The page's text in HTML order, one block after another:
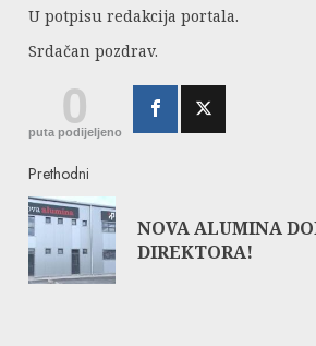
U potpisu redakcija portala.
Srdačan pozdrav.
0
puta podijeljeno
Continue
Reading
Prethodni
NOVA ALUMINA
DIREKTORA!